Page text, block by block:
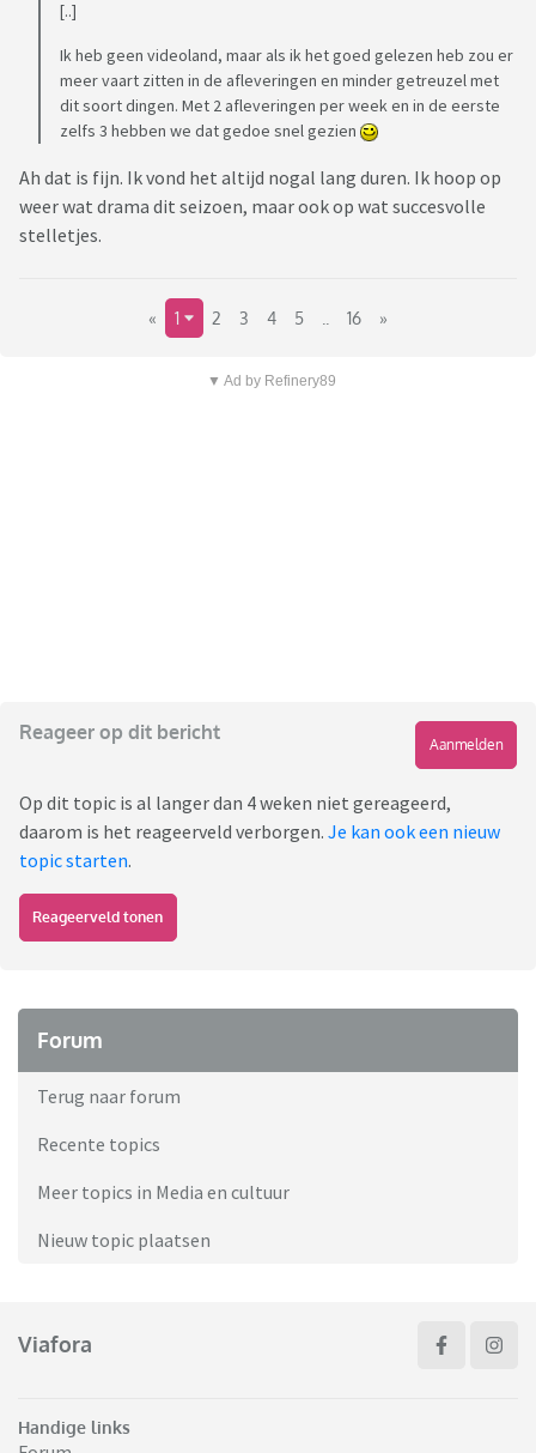
[..]
Ik heb geen videoland, maar als ik het goed gelezen heb zou er
meer vaart zitten in de afleveringen en minder getreuzel met
dit soort dingen. Met 2 afleveringen per week en in de eerste
zelfs 3 hebben we dat gedoe snel gezien
Ah dat is fijn. Ik vond het altijd nogal lang duren. Ik hoop op
weer wat drama dit seizoen, maar ook op wat succesvolle
stelletjes.
« 1 2 3 4 5 16 »
▼ Ad by Refinery89
Reageer op dit bericht
Aanmelden
Op dit topic is al langer dan 4 weken niet gereageerd,
daarom is het reageerveld verborgen. Je kan ook een nieuw
topic starten.
Reageerveld tonen
Forum
Terug naar forum
Recente topics
Meer topics in Media en cultuur
Nieuw topic plaatsen
Viafora
Handige links